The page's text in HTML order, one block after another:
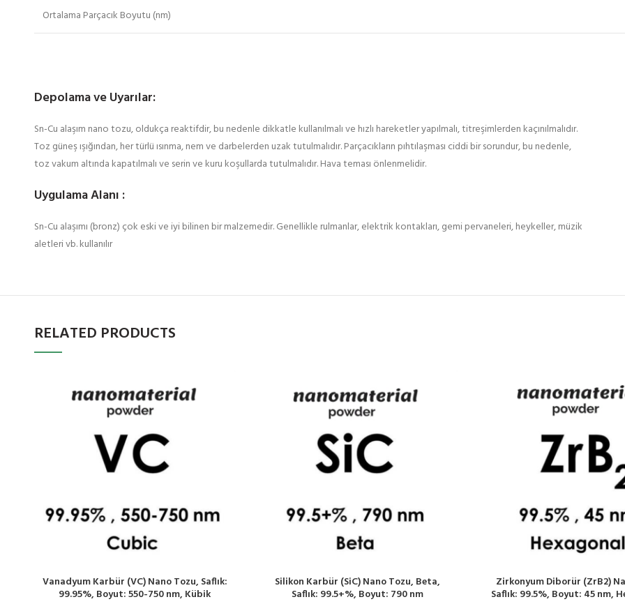
Ortalama Parçacık Boyutu (nm)
Depolama ve Uyarılar:
Sn-Cu alaşım nano tozu, oldukça reaktifdir, bu nedenle dikkatle kullanılmalı ve hızlı hareketler yapılmalı, titreşimlerden kaçınılmalıdır.
Toz güneş ışığından, her türlü ısınma, nem ve darbelerden uzak tutulmalıdır. Parçacıkların pıhtılaşması ciddi bir sorundur, bu nedenle,
toz vakum altında kapatılmalı ve serin ve kuru koşullarda tutulmalıdır. Hava teması önlenmelidir.
Uygulama Alanı :
Sn-Cu alaşımı (bronz) çok eski ve iyi bilinen bir malzemedir. Genellikle rulmanlar, elektrik kontakları, gemi pervaneleri, heykeller, müzik
aletleri vb. kullanılır
RELATED PRODUCTS
Vanadyum Karbür (VC) Nano Tozu, Saflık:
99.95%, Boyut: 550-750 nm, Kübik
Silikon Karbür (SiC) Nano Tozu, Beta,
Saflık: 99.5+%, Boyut: 790 nm
Zirkonyum Diborür (ZrB2)
Saflık: 99.5%, Boyut: 45 nm,